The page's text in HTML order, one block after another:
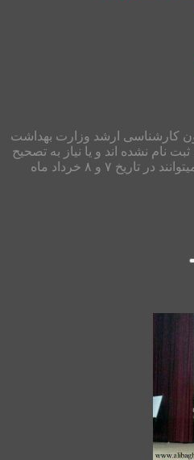
کارشناسی ارشد وزارت بهداشت
ثبت نام نشده اند و یا نیاز به تصحیح
و ویرایش اطلاعات خود دارند، میتوانند در تاریخ ۷ و ۸ خرداد ماه